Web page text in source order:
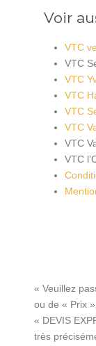
Voir
VTC
VTC
VTC
VTC
VTC
VTC
VTC
VTC
« Veuillez
ou de « Prix
« DEVIS
très